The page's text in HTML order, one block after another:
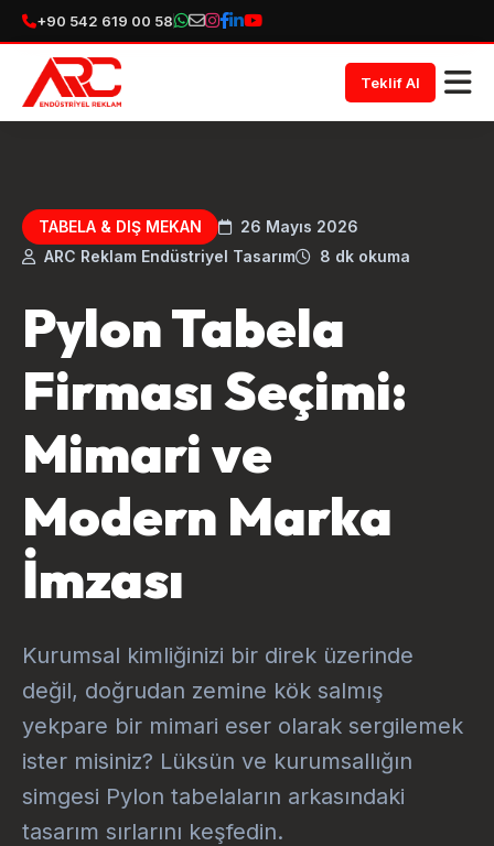
+90 542 619 00 58
Teklif Al
TABELA & DIŞ MEKAN
26 Mayıs 2026
ARC Reklam Endüstriyel Tasarım
8 dk okuma
Pylon Tabela
Firması Seçimi:
Mimari ve
Modern Marka
İmzası
Kurumsal kimliğinizi bir direk üzerinde
değil, doğrudan zemine kök salmış
yekpare bir mimari eser olarak sergilemek
ister misiniz? Lüksün ve kurumsallığın
simgesi Pylon tabelaların arkasındaki
tasarım sırlarını keşfedin.